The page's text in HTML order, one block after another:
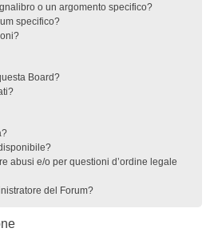
o un argomento specifico?
specifico?
Board?
abusi e/o per questioni d’ordine legale
del Forum?